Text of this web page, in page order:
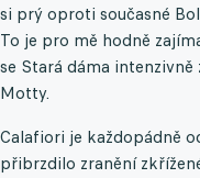
si prý oproti současné
To je pro mě hodně
se Stará dáma
Motty.
Calafiori je každopádně
přibrzdilo zranění